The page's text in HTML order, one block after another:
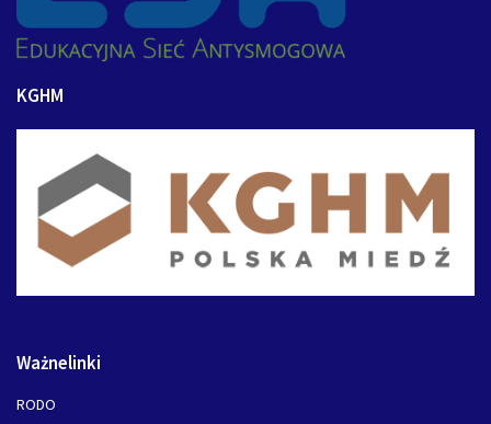
KGHM
Ważnelinki
RODO